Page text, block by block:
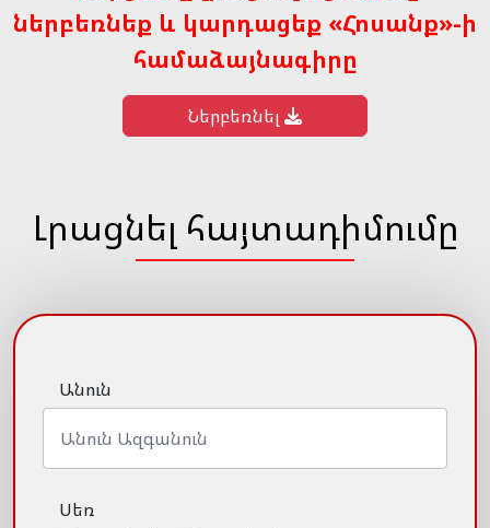
ներբեռնեք և կարդացեք «Հոսանք»-ի
համաձայնագիրը
Ներբեռնել
Լրացնել հայտադիմումը
Անուն
Սեռ